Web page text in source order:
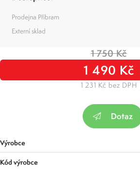
Prodejna Příbram
Externí sklad
1 750 Kč
1 490 Kč
1 231 Kč bez DPH
Dotaz
Výrobce
Kód výrobce